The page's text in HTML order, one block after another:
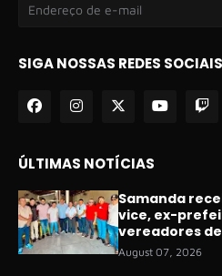
SIGA NOSSAS REDES SOCIAIS
ÚLTIMAS NOTÍCIAS
Samanda
vice, ex-
vereadores
August 07, 2026